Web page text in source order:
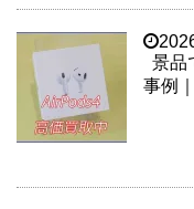
景品
事例